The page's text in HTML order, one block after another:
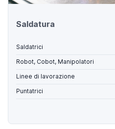
Saldatura
Saldatrici
Robot, Cobot, Manipolatori
Linee di lavorazione
Puntatrici